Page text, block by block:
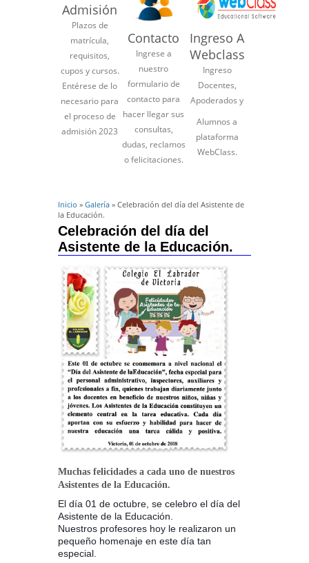
Admisión
Plazos de
matrícula,
requisitos,
cupos y cursos.
Entérese de lo
necesario para
el proceso de
admisión 2023
Contacto
Ingrese a
nuestro
formulario de
contacto para
hacer llegar sus
consultas,
dudas, reclamos
o felicitaciones.
Ingreso A
Webclass
Ingreso
Docentes,
Apoderados y
Alumnos a
plataforma
WebClass.
Inicio » Galería » Celebración del día del Asistente de
la Educación.
Celebración del día del
Asistente de la Educación.
Muchas felicidades a cada uno de nuestros
Asistentes de la Educación.
El día 01 de octubre, se celebro el día del
Asistente de la Educación.
Nuestros profesores hoy le realizaron un
pequeño homenaje en este día tan
especial.